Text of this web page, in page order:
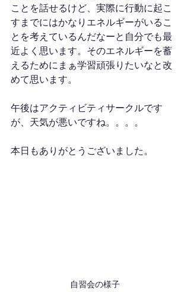
ことを話せるけど、実際に行動に起こ
すまでにはかなりエネルギーがいるこ
とを考えているんだなーと自分でも最
近よく思います。そのエネルギーを蓄
えるためにまぁ学習頑張りたいなと改
めて思います。
午後はアクティビティサークルです
が、天気が悪いですね。。。。
本日もありがとうございました。
自習会の様子